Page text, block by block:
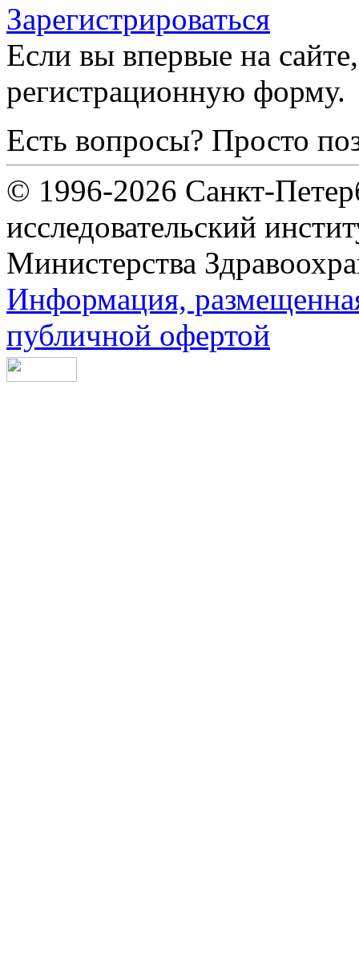
Зарегистрироваться
Если вы впервые на
регистрационную форму.
Есть вопросы? Просто
© 1996-2026 Санкт-
исследовательский
Министерства
Информация,
публичной офертой